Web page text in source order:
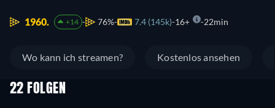
1960. +14 76% 7.4 (145k) 16+ 22min
Wo kann ich streamen? Kostenlos ansehen
22 FOLGEN